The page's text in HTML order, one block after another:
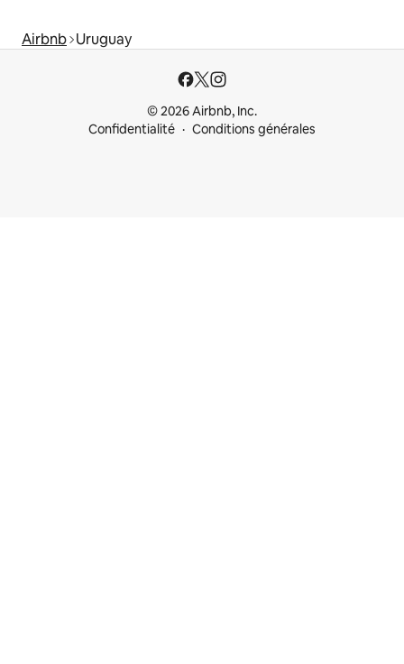
Airbnb Uruguay
© 2026 Airbnb, Inc.
Confidentialité
Conditions générales